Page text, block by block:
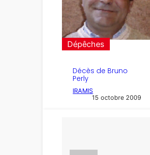
Dépêches
Décès de Bruno
Perly
IRAMIS
15 octobre 2009